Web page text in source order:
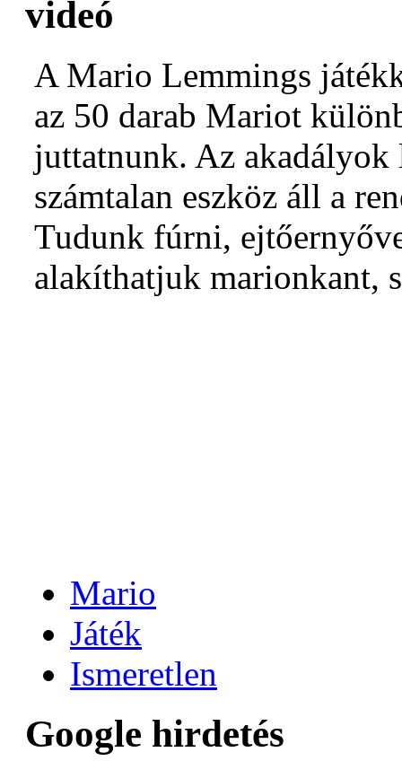
videó
A Mario Lemmings
az 50 darab Mariot
juttatnunk. Az akadályok
számtalan eszköz áll a
Tudunk fúrni,
alakíthatjuk marionkant,
Mario
Játék
Ismeretlen
Google hirdetés